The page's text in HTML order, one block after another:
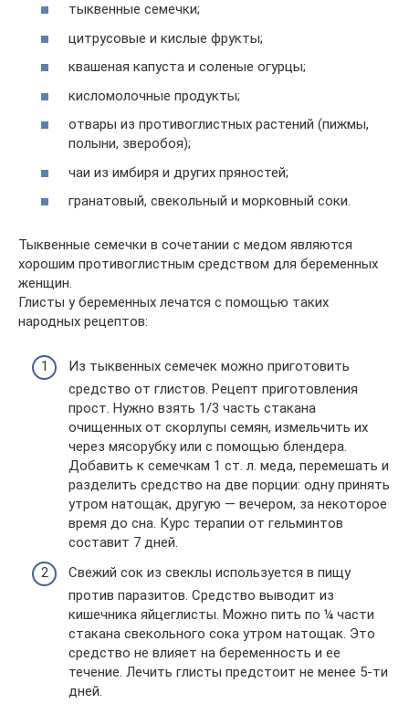
тыквенные семечки;
цитрусовые и кислые фрукты;
квашеная капуста и соленые огурцы;
кисломолочные продукты;
отвары из противоглистных растений (пижмы,
полыни, зверобоя);
чаи из имбиря и других пряностей;
гранатовый, свекольный и морковный соки.
Тыквенные семечки в сочетании с медом являются
хорошим противоглистным средством для беременных
женщин.
Глисты у беременных лечатся с помощью таких
народных рецептов:
Из тыквенных семечек можно приготовить
средство от глистов. Рецепт приготовления
прост. Нужно взять 1/3 часть стакана
очищенных от скорлупы семян, измельчить их
через мясорубку или с помощью блендера.
Добавить к семечкам 1 ст. л. меда, перемешать и
разделить средство на две порции: одну принять
утром натощак, другую — вечером, за некоторое
время до сна. Курс терапии от гельминтов
составит 7 дней.
Свежий сок из свеклы используется в пищу
против паразитов. Средство выводит из
кишечника яйцеглисты. Можно пить по ¼ части
стакана свекольного сока утром натощак. Это
средство не влияет на беременность и ее
течение. Лечить глисты предстоит не менее 5-ти
дней.